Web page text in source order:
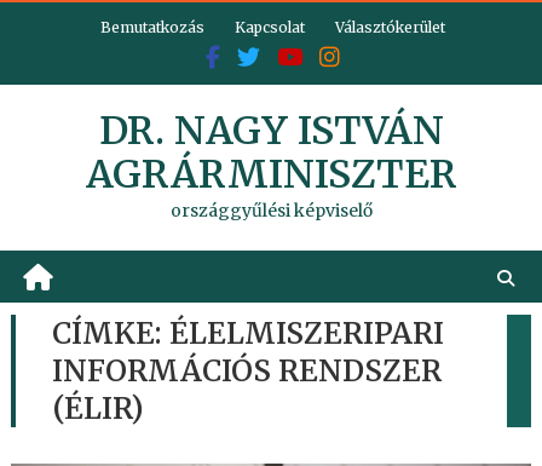
Bemutatkozás Kapcsolat Választókerület
DR. NAGY ISTVÁN
AGRÁRMINISZTER
országgyűlési képviselő
CÍMKE: ÉLELMISZERIPARI
INFORMÁCIÓS RENDSZER
(ÉLIR)